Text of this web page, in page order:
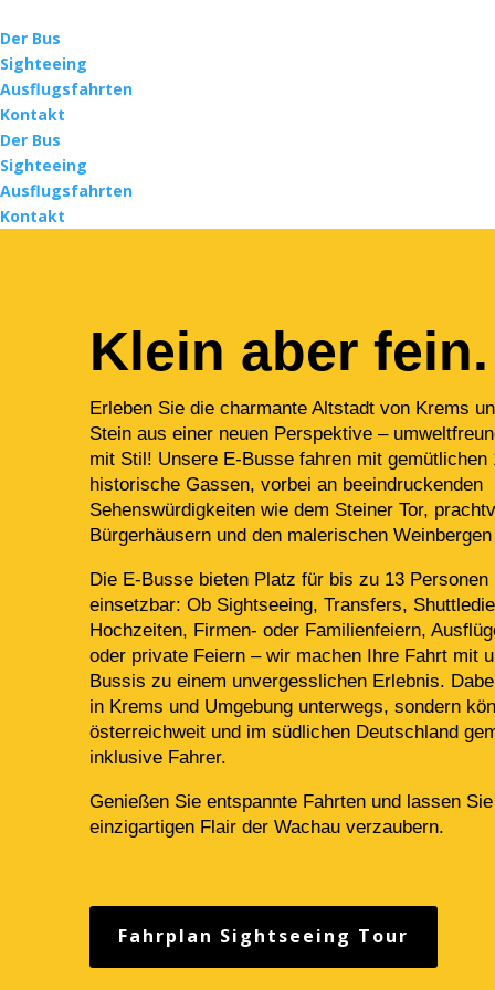
Der Bus
Sighteeing
Ausflugsfahrten
Kontakt
Der Bus
Sighteeing
Ausflugsfahrten
Kontakt
Klein aber fein.
Erleben Sie die charmante Altstadt von Krems
Stein aus einer neuen Perspektive –
mit Stil! Unsere E-Busse fahren mit gemütlichen
historische Gassen, vorbei an beeindruckenden
Sehenswürdigkeiten wie dem Steiner Tor,
Bürgerhäusern und den malerischen
Die E-Busse bieten Platz für bis zu 13
einsetzbar: Ob Sightseeing, Transfers,
Hochzeiten, Firmen- oder Familienfeiern,
oder private Feiern – wir machen Ihre Fahrt mit
Bussis zu einem unvergesslichen Erlebnis.
in Krems und Umgebung unterwegs, sondern
österreichweit und im südlichen Deutschland
inklusive Fahrer.
Genießen Sie entspannte Fahrten und lassen
einzigartigen Flair der Wachau verzaubern.
Fahrplan Sightseeing Tour